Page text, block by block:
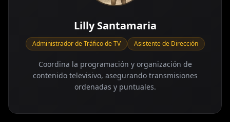
Lilly Santamaria
Administrador de Tráfico de TV Asistente de Dirección
Coordina la programación y organización de
contenido televisivo, asegurando transmisiones
ordenadas y puntuales.